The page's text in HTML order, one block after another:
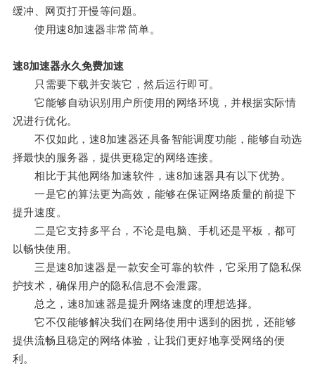
缓冲、网页打开慢等问题。
使用速8加速器非常简单。
速8加速器永久免费加速
只需要下载并安装它，然后运行即可。
它能够自动识别用户所使用的网络环境，并根据实际情
况进行优化。
不仅如此，速8加速器还具备智能调度功能，能够自动选
择最快的服务器，提供更稳定的网络连接。
相比于其他网络加速软件，速8加速器具有以下优势。
一是它的算法更为高效，能够在保证网络质量的前提下
提升速度。
二是它支持多平台，不论是电脑、手机还是平板，都可
以畅快使用。
三是速8加速器是一款安全可靠的软件，它采用了隐私保
护技术，确保用户的隐私信息不会泄露。
总之，速8加速器是提升网络速度的理想选择。
它不仅能够解决我们在网络使用中遇到的困扰，还能够
提供流畅且稳定的网络体验，让我们更好地享受网络的便
利。